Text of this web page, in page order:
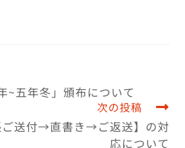
~五年冬」頒布について
次の投稿
ご送付→直書き→ご返送】の対
応について